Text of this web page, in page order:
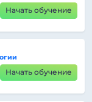
Начать обучение
Начать обучение